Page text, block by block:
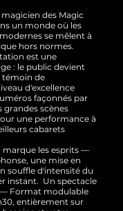
des Magic
un monde où les
se mêlent à
hors normes.
est une
: le public devient
témoin de
d'excellence
façonnés par
grandes scènes
une performance à
cabarets
marque les esprits —
une mise en
souffle d'intensité du
instant. Un spectacle
Format modulable
entièrement sur